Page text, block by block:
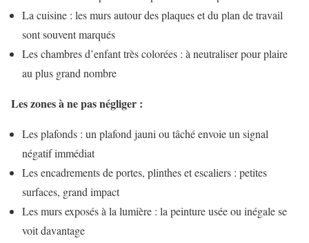
La cuisine : les murs autour des plaques et du plan de travail
sont souvent marqués
Les chambres d’enfant très colorées : à neutraliser pour plaire
au plus grand nombre
Les zones à ne pas négliger :
Les plafonds : un plafond jauni ou tâché envoie un signal
négatif immédiat
Les encadrements de portes, plinthes et escaliers : petites
surfaces, grand impact
Les murs exposés à la lumière : la peinture usée ou inégale se
voit davantage